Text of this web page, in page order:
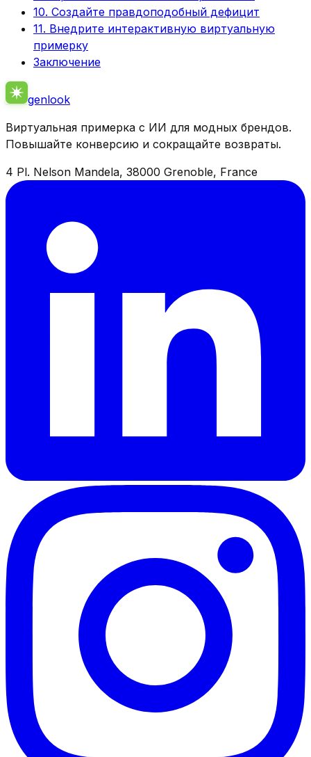
10. Создайте правдоподобный дефицит
11. Внедрите интерактивную виртуальную
примерку
Заключение
genlook
Виртуальная примерка с ИИ для модных брендов.
Повышайте конверсию и сокращайте возвраты.
4 Pl. Nelson Mandela, 38000 Grenoble, France